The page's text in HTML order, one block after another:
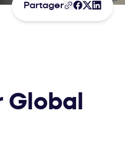
Partager
Global